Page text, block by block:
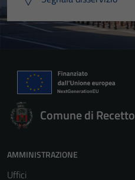
Comune di Recetto
AMMINISTRAZIONE
Uffici